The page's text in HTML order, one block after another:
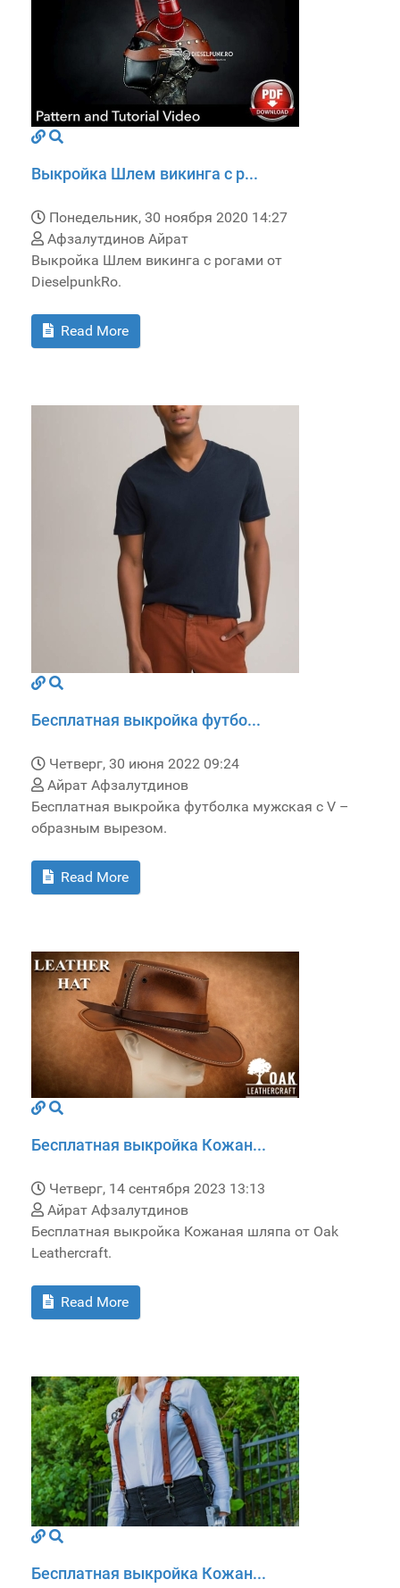
Выкройка Шлем викинга с р...
Понедельник, 30 ноября 2020 14:27
Афзалутдинов Айрат
Выкройка Шлем викинга с рогами от
DieselpunkRo.
Read More
Бесплатная выкройка футбо...
Четверг, 30 июня 2022 09:24
Айрат Афзалутдинов
Бесплатная выкройка футболка мужская с V –
образным вырезом.
Read More
Бесплатная выкройка Кожан...
Четверг, 14 сентября 2023 13:13
Айрат Афзалутдинов
Бесплатная выкройка Кожаная шляпа от Oak
Leathercraft.
Read More
Бесплатная выкройка Кожан...